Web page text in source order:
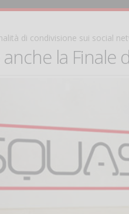
di condivisione sui social
la Finale